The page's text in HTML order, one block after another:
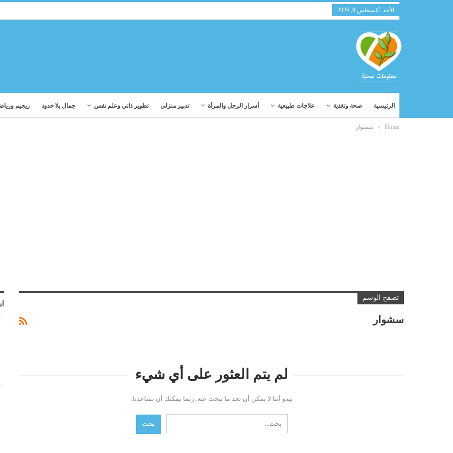
الأحد, أغسطس 9, 2026
الرئيسية صحة وتغذية علاجات طبيعية أسرار الرجل والمرأة تدبير منزلي تطوير ذاتي وعلم نفس جمال بلا حدود ريجيم
Home سشوار
تصفح الوسم
سشوار
لم يتم العثور على أي شيء
يبدو أننا لا يمكن أن نجد ما تبحث عنه. ربما يمكنك أن تساعدنا.